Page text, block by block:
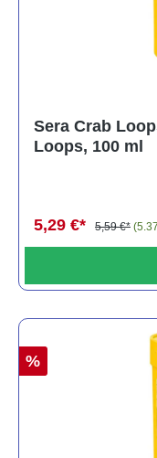
Sera Crab
Loops, 100 ml
5,29 €* 5,59 €*
%